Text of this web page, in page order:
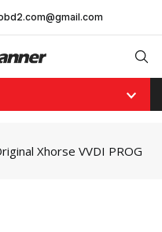
Xhorse VVDI PROG